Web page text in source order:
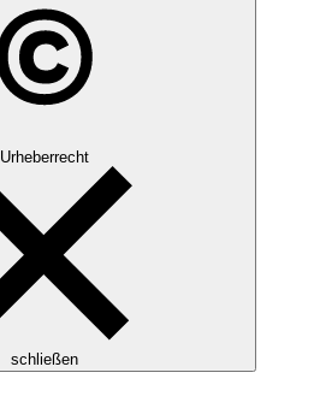
Urheberrecht
schließen